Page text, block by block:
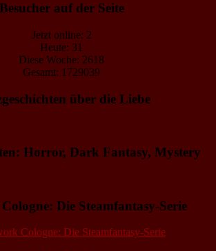
Besucher auf der Seite
Jetzt online: 2
Heute: 31
Diese Woche: 2618
Gesamt: 1729039
über die Liebe
Horror, Dark Fantasy, Mystery
Die Steamfantasy-Serie